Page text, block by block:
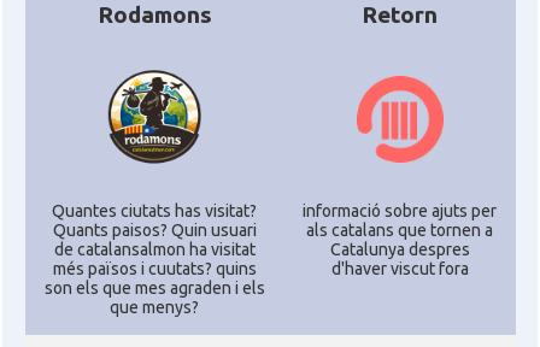
Rodamons
Quantes ciutats has visitat?
Quants paisos? Quin usuari
de catalansalmon ha visitat
més països i cuutats? quins
son els que mes agraden i els
que menys?
Retorn
informació sobre ajuts per
als catalans que tornen a
Catalunya despres
d'haver viscut fora